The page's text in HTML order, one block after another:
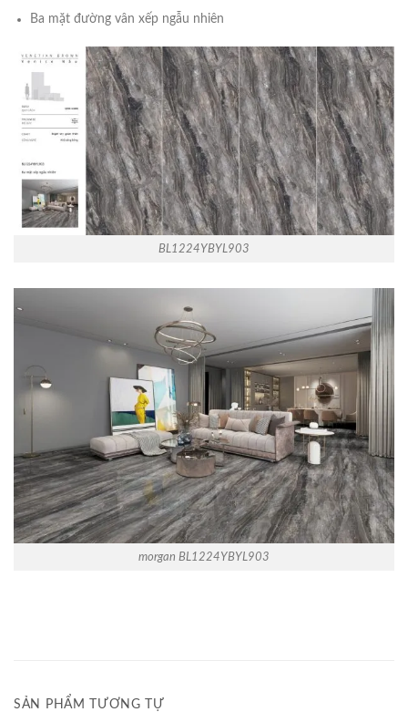
Ba mặt đường vân xếp ngẫu nhiên
BL1224YBYL903
morgan BL1224YBYL903
SẢN PHẨM TƯƠNG TỰ